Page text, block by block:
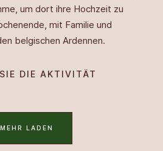
um dort ihre Hochzeit zu
mit Familie und
belgischen Ardennen.
DIE AKTIVITÄT
MEHR LADEN